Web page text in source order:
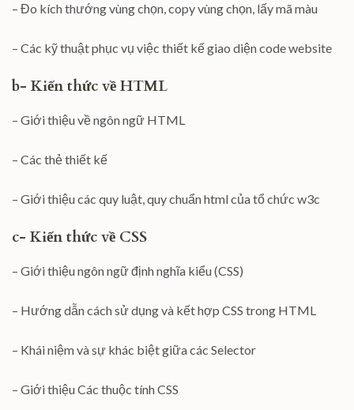
– Đo kích thướng vùng chọn, copy vùng chọn, lấy mã màu
– Các kỹ thuật phục vụ việc thiết kế giao diện code website
b- Kiến thức về HTML
– Giới thiệu về ngôn ngữ HTML
– Các thẻ thiết kế
– Giới thiệu các quy luật, quy chuẩn html của tổ chức w3c
c- Kiến thức về CSS
– Giới thiệu ngôn ngữ định nghĩa kiểu (CSS)
– Hướng dẫn cách sử dụng và kết hợp CSS trong HTML
– Khái niệm và sự khác biệt giữa các Selector
– Giới thiệu Các thuộc tính CSS